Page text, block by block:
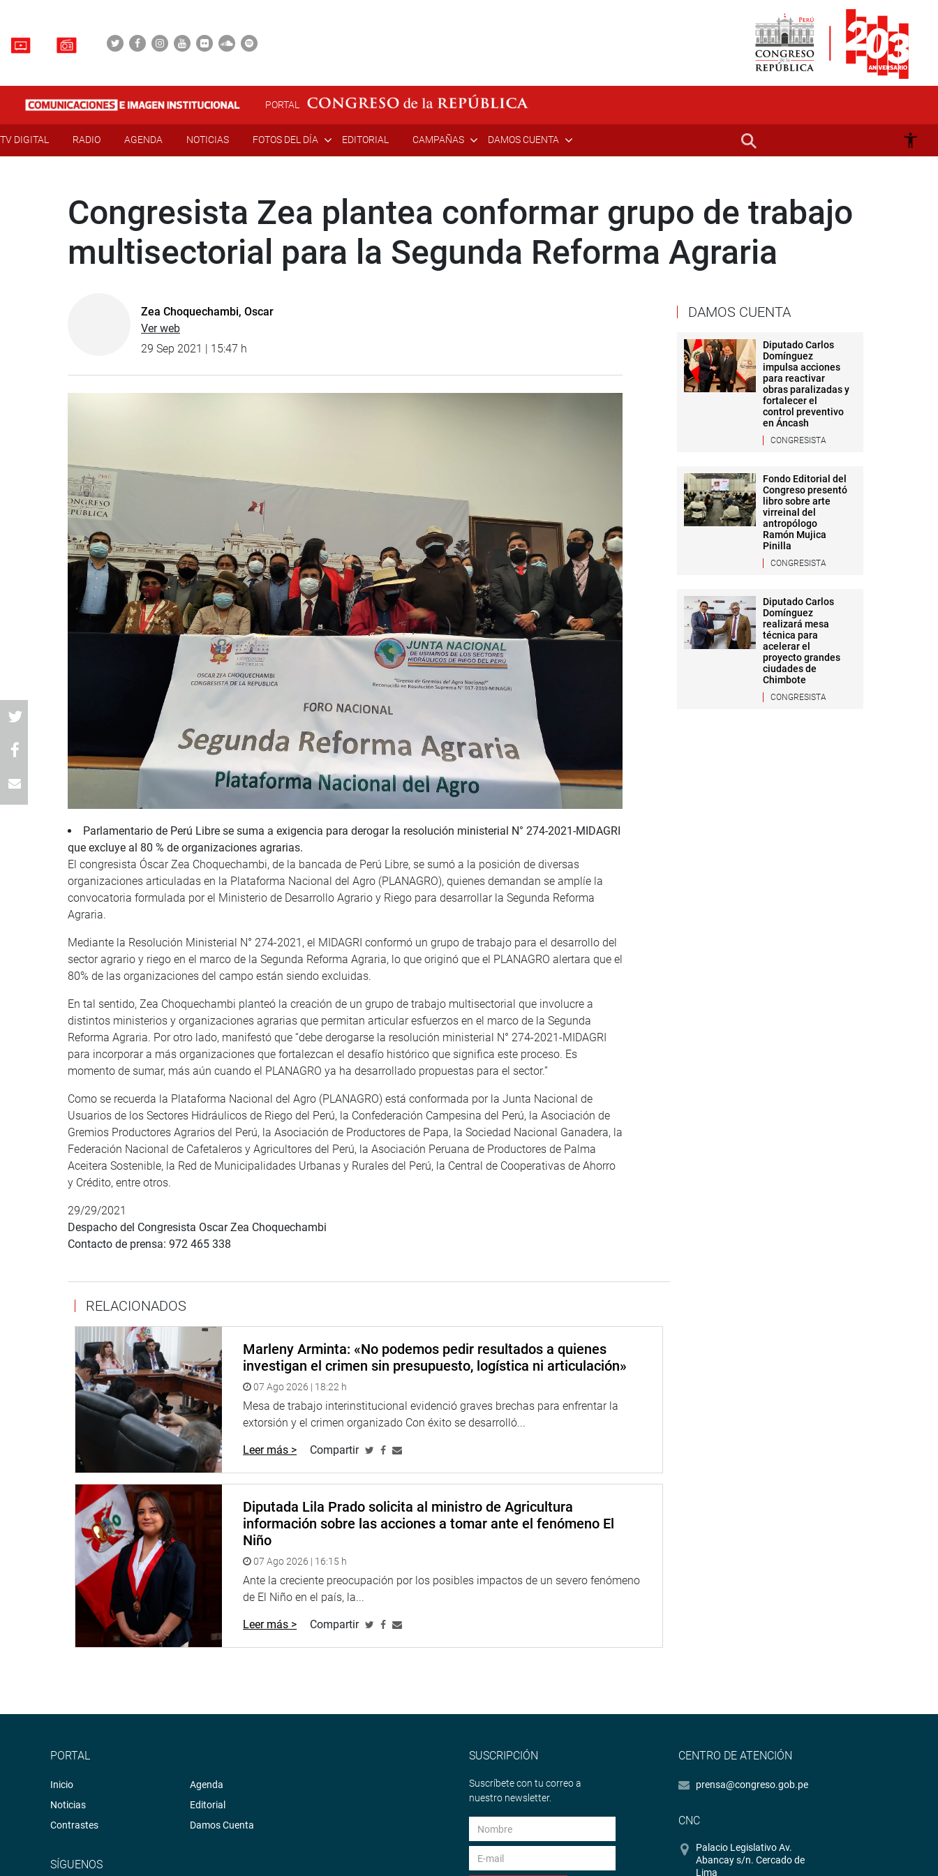
PORTAL
TV DIGITAL RADIO AGENDA NOTICIAS FOTOS DEL DÍA EDITORIAL CAMPAÑAS DAMOS CUENTA
Congresista Zea plantea conformar grupo de trabajo
multisectorial para la Segunda Reforma Agraria
Zea Choquechambi, Oscar
Ver web
29 Sep 2021 | 15:47 h
Parlamentario de Perú Libre se suma a exigencia para derogar la resolución ministerial N° 274-2021-MIDAGRI
que excluye al 80 % de organizaciones agrarias.
El congresista Óscar Zea Choquechambi, de la bancada de Perú Libre, se sumó a la posición de diversas
organizaciones articuladas en la Plataforma Nacional del Agro (PLANAGRO), quienes demandan se amplíe la
convocatoria formulada por el Ministerio de Desarrollo Agrario y Riego para desarrollar la Segunda Reforma
Agraria.
Mediante la Resolución Ministerial N° 274-2021, el MIDAGRI conformó un grupo de trabajo para el desarrollo del
sector agrario y riego en el marco de la Segunda Reforma Agraria, lo que originó que el PLANAGRO alertara que el
80% de las organizaciones del campo están siendo excluidas.
En tal sentido, Zea Choquechambi planteó la creación de un grupo de trabajo multisectorial que involucre a
distintos ministerios y organizaciones agrarias que permitan articular esfuerzos en el marco de la Segunda
Reforma Agraria. Por otro lado, manifestó que “debe derogarse la resolución ministerial N° 274-2021-MIDAGRI
para incorporar a más organizaciones que fortalezcan el desafío histórico que significa este proceso. Es
momento de sumar, más aún cuando el PLANAGRO ya ha desarrollado propuestas para el sector.”
Como se recuerda la Plataforma Nacional del Agro (PLANAGRO) está conformada por la Junta Nacional de
Usuarios de los Sectores Hidráulicos de Riego del Perú, la Confederación Campesina del Perú, la Asociación de
Gremios Productores Agrarios del Perú, la Asociación de Productores de Papa, la Sociedad Nacional Ganadera, la
Federación Nacional de Cafetaleros y Agricultores del Perú, la Asociación Peruana de Productores de Palma
Aceitera Sostenible, la Red de Municipalidades Urbanas y Rurales del Perú, la Central de Cooperativas de Ahorro
y Crédito, entre otros.
29/29/2021
Despacho del Congresista Oscar Zea Choquechambi
Contacto de prensa: 972 465 338
RELACIONADOS
Marleny Arminta: «No podemos pedir resultados a quienes
investigan el crimen sin presupuesto, logística ni articulación»
07 Ago 2026 | 18:22 h
Mesa de trabajo interinstitucional evidenció graves brechas para enfrentar la
extorsión y el crimen organizado Con éxito se desarrolló...
Leer más > Compartir
Diputada Lila Prado solicita al ministro de Agricultura
información sobre las acciones a tomar ante el fenómeno El
Niño
07 Ago 2026 | 16:15 h
Ante la creciente preocupación por los posibles impactos de un severo fenómeno
de El Niño en el país, la...
Leer más > Compartir
DAMOS CUENTA
Diputado Carlos
Domínguez
impulsa acciones
para reactivar
obras paralizadas y
fortalecer el
control preventivo
en Áncash
CONGRESISTA
Fondo Editorial del
Congreso presentó
libro sobre arte
virreinal del
antropólogo
Ramón Mujica
Pinilla
CONGRESISTA
Diputado Carlos
Domínguez
realizará mesa
técnica para
acelerar el
proyecto grandes
ciudades de
Chimbote
CONGRESISTA
PORTAL
Inicio
Noticias
Contrastes
Agenda
Editorial
Damos Cuenta
SÍGUENOS
SUSCRIPCIÓN
Suscríbete con tu correo a
nuestro newsletter.
CENTRO DE ATENCIÓN
prensa@congreso.gob.pe
CNC
Palacio Legislativo Av.
Abancay s/n. Cercado de
Lima